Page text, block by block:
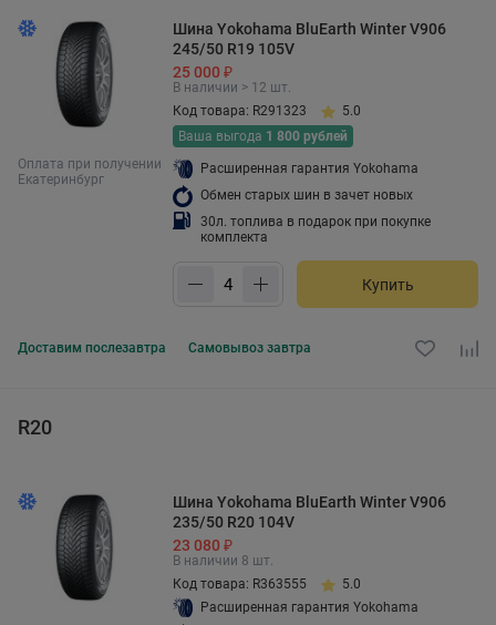
Оплата при получении
Екатеринбург
Шина Yokohama BluEarth Winter V906
245/50 R19 105V
25 000 ₽
В наличии > 12 шт.
Код товара: R291323
5.0
Ваша выгода 1 800 рублей
Расширенная гарантия Yokohama
Обмен старых шин в зачет новых
30л. топлива в подарок при покупке
комплекта
Купить
Доставим послезавтра Самовывоз завтра
R20
Шина Yokohama BluEarth Winter V906
235/50 R20 104V
23 080 ₽
В наличии 8 шт.
Код товара: R363555
5.0
Расширенная гарантия Yokohama